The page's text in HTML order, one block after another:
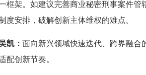
框架。如建议完善商业秘密刑事案件
度安排，破解创新主体维权的难点。
凯： 面向新兴领域快速迭代、跨界融合
配创新节奏。